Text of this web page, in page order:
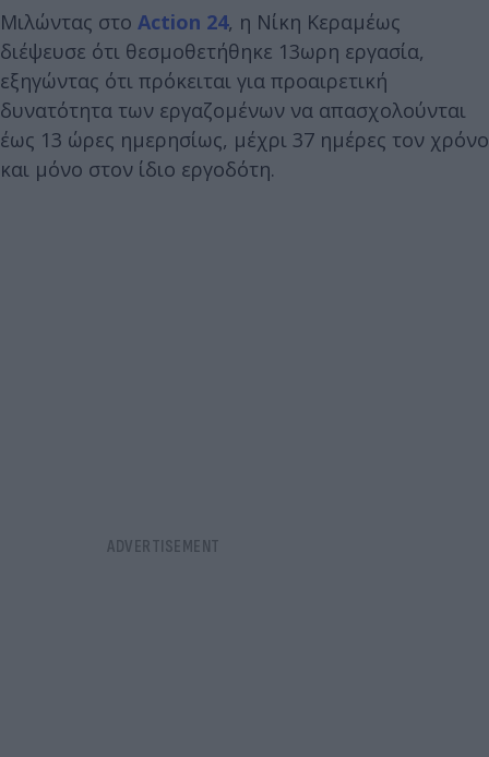
Μιλώντας στο Action 24, η Νίκη Κεραμέως
διέψευσε ότι θεσμοθετήθηκε 13ωρη εργασία,
εξηγώντας ότι πρόκειται για προαιρετική
δυνατότητα των εργαζομένων να απασχολούνται
έως 13 ώρες ημερησίως, μέχρι 37 ημέρες τον χρόνο
και μόνο στον ίδιο εργοδότη.